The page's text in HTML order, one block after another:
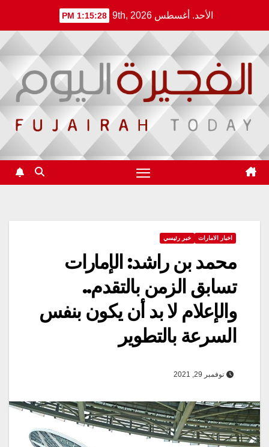
content
الأحد. أغسطس 9th, 2026 1:15:28 PM
اخبار الامارات خبر رئيسي
محمد بن راشد: الإمارات
تسابق الزمن بالتقدم..
والإعلام لا بد أن يكون بنفس
السرعة بالتطوير
نوفمبر 29, 2021